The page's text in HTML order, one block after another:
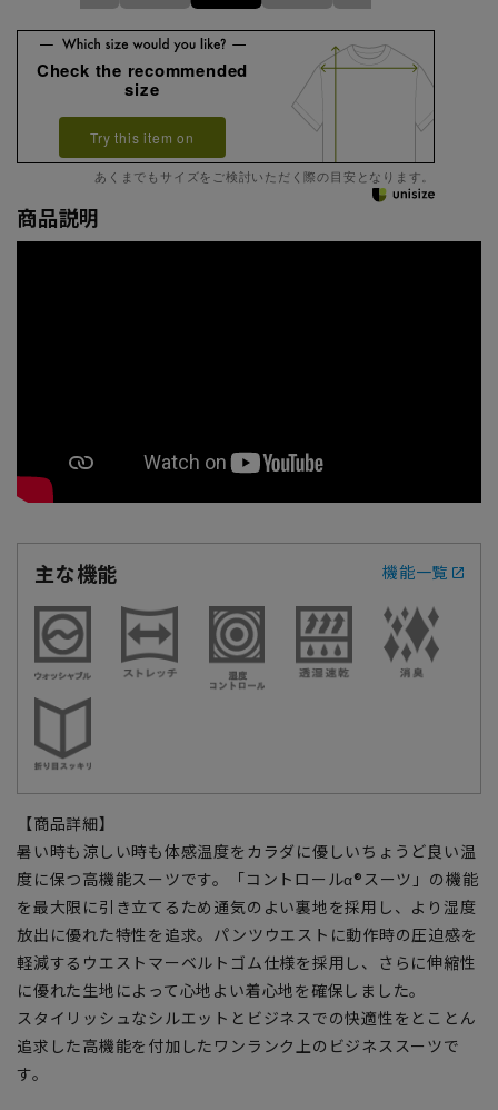
Check the recommended
size
Try this item on
あくまでもサイズをご検討いただく際の目安となります。
商品説明
主な機能 機能一覧
【商品詳細】
暑い時も涼しい時も体感温度をカラダに優しいちょうど良い温
度に保つ高機能スーツです。「コントロールα®スーツ」の機能
を最大限に引き立てるため通気のよい裏地を採用し、より湿度
放出に優れた特性を追求。パンツウエストに動作時の圧迫感を
軽減するウエストマーベルトゴム仕様を採用し、さらに伸縮性
に優れた生地によって心地よい着心地を確保しました。
スタイリッシュなシルエットとビジネスでの快適性をとことん
追求した高機能を付加したワンランク上のビジネススーツで
す。